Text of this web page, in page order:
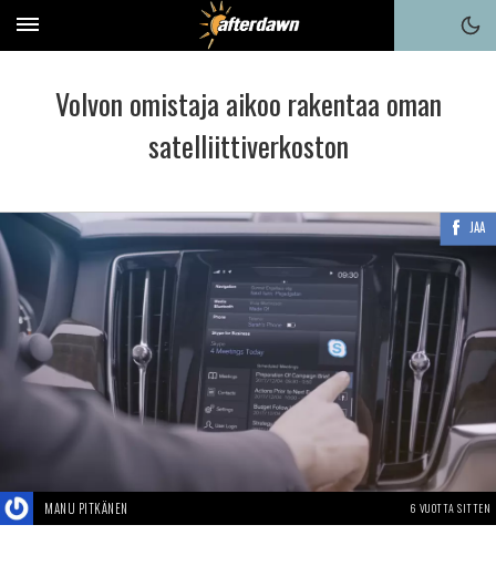
Volvon omistaja aikoo rakentaa oman
satelliittiverkoston
JAA
MANU PITKÄNEN 6 VUOTTA SITTEN